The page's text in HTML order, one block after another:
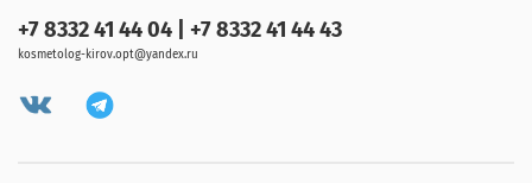
+7 8332 41 44 04 | +7 8332 41 44 43
kosmetolog-kirov.opt@yandex.ru